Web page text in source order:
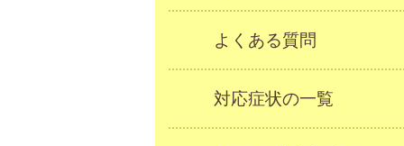
よくある質問
対応症状の一覧